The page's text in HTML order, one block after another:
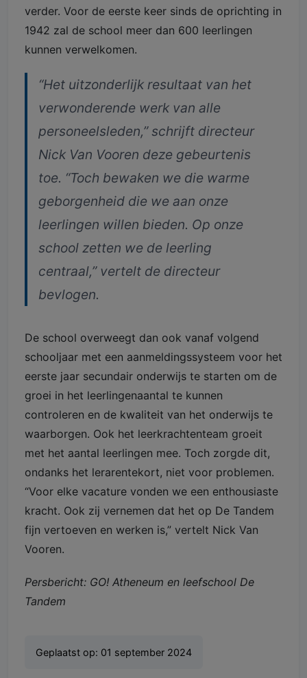
verder. Voor de eerste keer sinds de oprichting in
1942 zal de school meer dan 600 leerlingen
kunnen verwelkomen.
“Het uitzonderlijk resultaat van het
verwonderende werk van alle
personeelsleden,” schrijft directeur
Nick Van Vooren deze gebeurtenis
toe. “Toch bewaken we die warme
geborgenheid die we aan onze
leerlingen willen bieden. Op onze
school zetten we de leerling
centraal,” vertelt de directeur
bevlogen.
De school overweegt dan ook vanaf volgend
schooljaar met een aanmeldingssysteem voor het
eerste jaar secundair onderwijs te starten om de
groei in het leerlingenaantal te kunnen
controleren en de kwaliteit van het onderwijs te
waarborgen. Ook het leerkrachtenteam groeit
met het aantal leerlingen mee. Toch zorgde dit,
ondanks het lerarentekort, niet voor problemen.
“Voor elke vacature vonden we een enthousiaste
kracht. Ook zij vernemen dat het op De Tandem
fijn vertoeven en werken is,” vertelt Nick Van
Vooren.
Persbericht: GO! Atheneum en leefschool De
Tandem
Geplaatst op: 01 september 2024